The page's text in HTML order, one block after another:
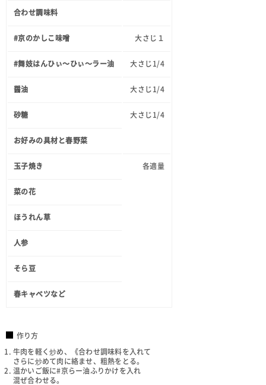
合わせ調味料
#京のかしこ味噌 大さじ１
#舞妓はんひぃ～ひぃ～ラー油 大さじ1/4
醤油 大さじ1/4
砂糖 大さじ1/4
お好みの具材と春野菜
玉子焼き 各適量
菜の花
ほうれん草
人参
そら豆
春キャベツなど
作り方
牛肉を軽く炒め、《合わせ調味料を入れて
さらに炒めて肉に絡ませ、粗熱をとる。
温かいご飯に#京らー油ふりかけを入れ
混ぜ合わせる。